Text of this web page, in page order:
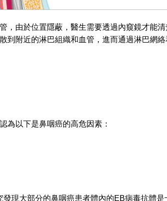
，由於位置隱蔽，醫生需要透過內窺鏡才能
到附近的淋巴組織和血管，進而通過淋巴網
為以下是鼻咽癌的高危因素：
現大部分的鼻咽癌患者體內的EB病毒抗體